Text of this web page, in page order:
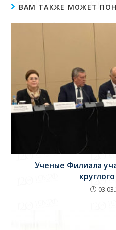
ВАМ ТАКЖЕ МОЖЕТ
Ученые Филиала